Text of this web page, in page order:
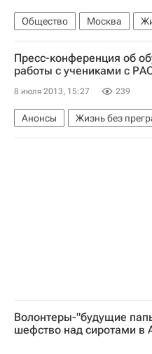
Общество Москва
Европа
Центральный
Сергей Собянин
Россия
Пресс-конференция об
работы с учениками с
8 июля 2013, 15:27 239
Анонсы Жизнь без
Волонтеры-"будущие
шефство над сиротами в